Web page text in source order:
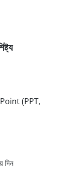
(PPT,
দিন